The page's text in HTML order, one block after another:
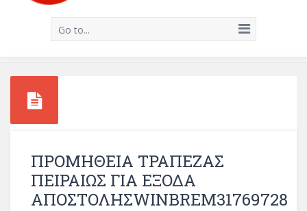
Go to...
ΠΡΟΜΗΘΕΙΑ ΤΡΑΠΕΖΑΣ
ΠΕΙΡΑΙΩΣ ΓΙΑ ΕΞΟΔΑ
ΑΠΟΣΤΟΛΗΣWINBREM31769728